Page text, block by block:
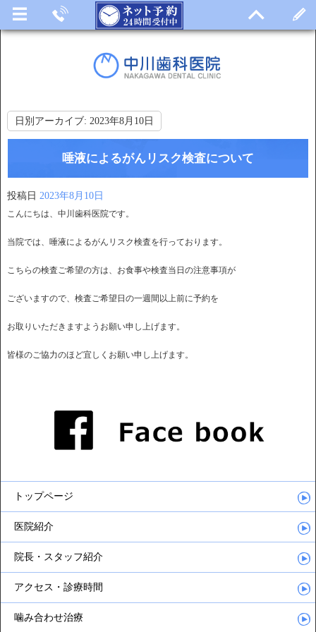
日別アーカイブ: 2023年8月10日
唾液によるがんリスク検査について
投稿日 2023年8月10日
こんにちは、中川歯科医院です。
当院では、唾液によるがんリスク検査を行っております。
こちらの検査ご希望の方は、お食事や検査当日の注意事項が
ございますので、検査ご希望日の一週間以上前に予約を
お取りいただきますようお願い申し上げます。
皆様のご協力のほど宜しくお願い申し上げます。
トップページ
医院紹介
院長・スタッフ紹介
アクセス・診療時間
噛み合わせ治療